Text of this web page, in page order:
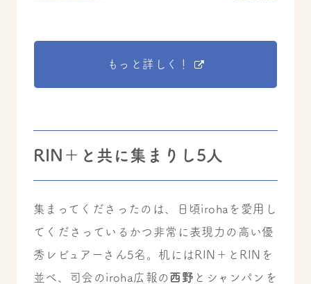
もっと詳しく！
RIN＋と共に集まりし5人
集まってくださったのは、日頃irohaを愛用し
てくださっているかつ非常に表現力の高い優
秀レビュアーさん5名。机にはRIN＋とRINを
並べ、司会のiroha広報の西野 とシャンパンを